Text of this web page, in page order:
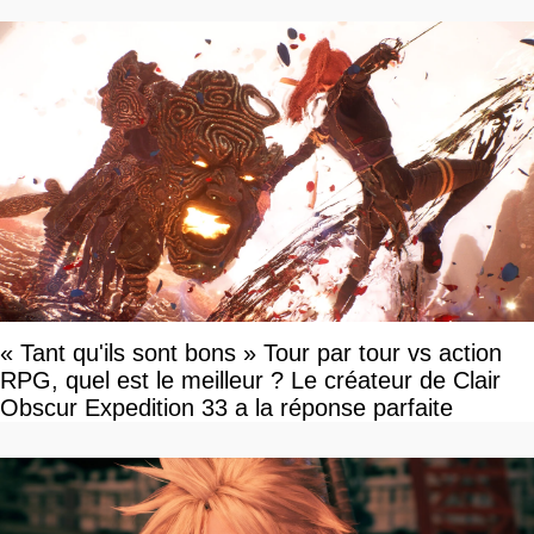
« Tant qu'ils sont bons » Tour par tour vs action
RPG, quel est le meilleur ? Le créateur de Clair
Obscur Expedition 33 a la réponse parfaite